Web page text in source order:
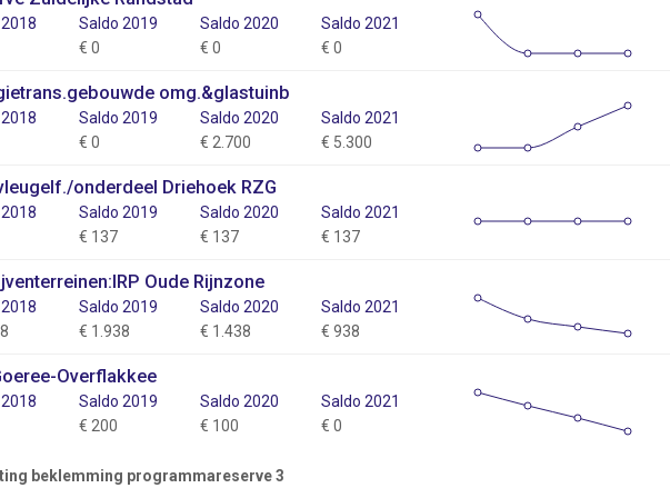
Saldo 2019 Saldo 2020
Saldo 2021
€ 0
€ 0 € 0
omg.&glastuinb
Saldo 2019 Saldo 2020
Saldo 2021
€ 0
€ 2.700 € 5.300
onderdeel Driehoek RZG
Saldo 2019 Saldo 2020
Saldo 2021
€ 137
€ 137 € 137
Oude Rijnzone
Saldo 2019 Saldo 2020
Saldo 2021
€ 1.938 € 1.438 € 938
Overflakkee
Saldo 2019 Saldo 2020
Saldo 2021
€ 200
€ 100 € 0
beklemming programmareserve 3